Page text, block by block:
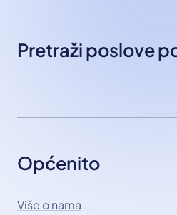
Pretraži poslove
Općenito
Više o nama